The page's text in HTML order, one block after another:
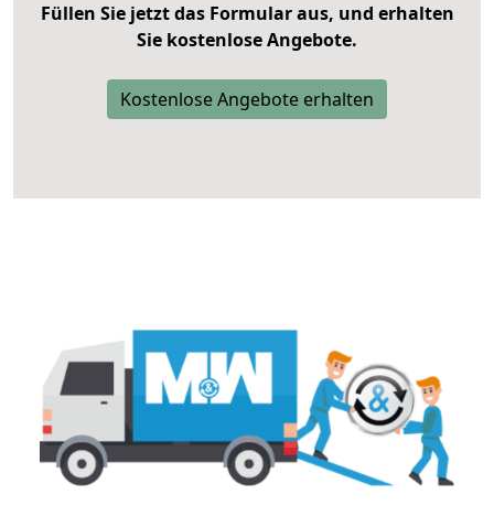
Füllen Sie jetzt das Formular aus, und erhalten
Sie kostenlose Angebote.
Kostenlose Angebote erhalten